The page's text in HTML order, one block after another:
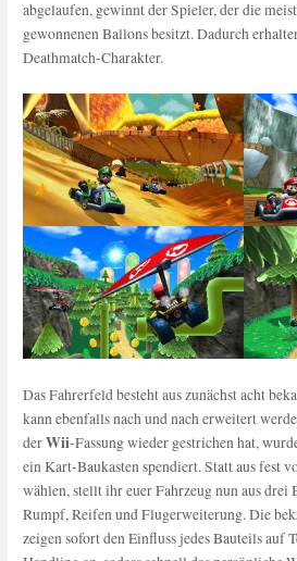
abgelaufen, gewinnt der Spieler, der die
gewonnenen Ballons besitzt. Dadurch
Deathmatch-Charakter.
Das Fahrerfeld besteht aus zunächst acht
kann ebenfalls nach und nach erweitert
derWii-Fassung wieder gestrichen hat,
ein Kart-Baukasten spendiert. Statt aus fest
wählen, stellt ihr euer Fahrzeug nun aus drei
Rumpf, Reifen und Flugerweiterung. Die
zeigen sofort den Einfluss jedes Bauteils auf